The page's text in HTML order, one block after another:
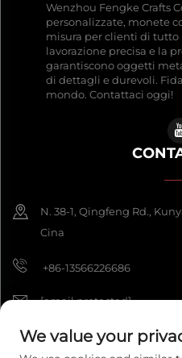
Wenzhou Fengke Crafts
personalizzate, monete
misura per clienti di tutto
lavorazione precisa e la
garantiscono oggetti
di dettagli e durevoli.
mondo. Contattaci oggi!
N. 38-1, Qingfeng Rd.,
Cina
+86-13566226686
[email protected]
We value your